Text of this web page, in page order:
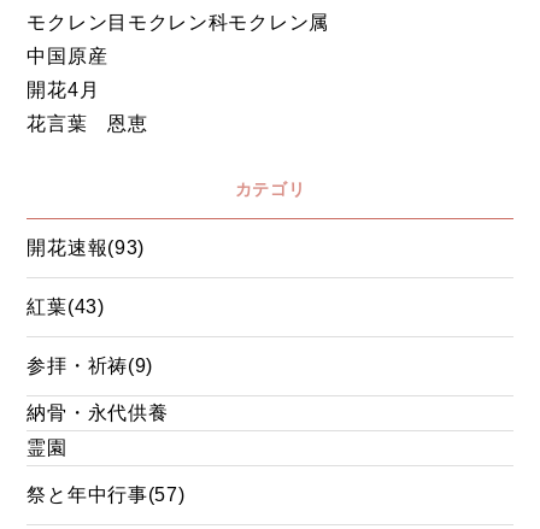
モクレン目モクレン科モクレン属
中国原産
開花4月
花言葉 恩恵
カテゴリ
開花速報(93)
紅葉(43)
参拝・祈祷(9)
納骨・永代供養
霊園
祭と年中行事(57)